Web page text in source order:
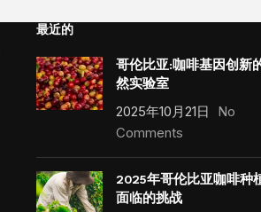
最近的
哥伦比亚:咖啡基因创新
然实验室
2025年10月21日
No
Comments
2025年哥伦比亚咖啡种
面临的挑战